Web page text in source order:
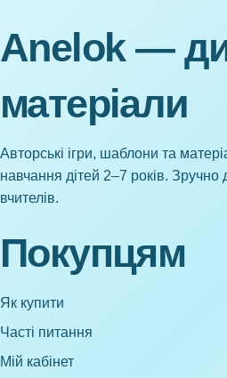
Anelok —
матеріали
Авторські ігри, шаблони та
навчання дітей 2–7 років. Зручно
вчителів.
Покупцям
Як купити
Часті питання
Мій кабінет